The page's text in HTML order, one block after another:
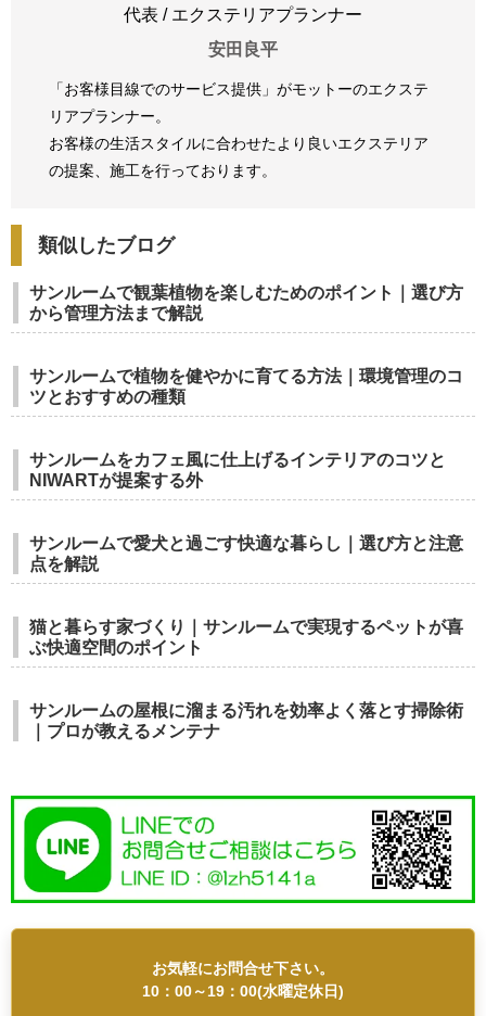
代表 / エクステリアプランナー
安田良平
「お客様目線でのサービス提供」がモットーのエクステ
リアプランナー。
お客様の生活スタイルに合わせたより良いエクステリア
の提案、 施工を行っております。
類似したブログ
サンルームで観葉植物を楽しむためのポイント｜選び方
から管理方法まで解説
サンルームで植物を健やかに育てる方法｜環境管理のコ
ツとおすすめの種類
サンルームをカフェ風に仕上げるインテリアのコツと
NIWARTが提案する外
サンルームで愛犬と過ごす快適な暮らし｜選び方と注意
点を解説
猫と暮らす家づくり｜サンルームで実現するペットが喜
ぶ快適空間のポイント
サンルームの屋根に溜まる汚れを効率よく落とす掃除術
｜プロが教えるメンテナ
お気軽にお問合せ下さい。
10：00～19：00(水曜定休日)